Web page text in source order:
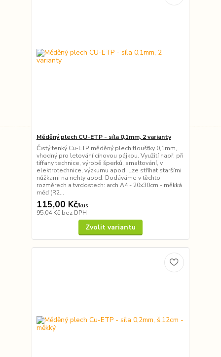
Měděný plech CU-ETP - síla 0,1mm, 2 varianty
Čistý tenký Cu-ETP měděný plech tloušťky 0,1mm,
vhodný pro letování cínovou pájkou. Využití např. při
tiffany technice, výrobě šperků, smaltování, v
elektrotechnice, výzkumu apod. Lze stříhat staršími
nůžkami na nehty apod. Dodáváme v těchto
rozměrech a tvrdostech: arch A4 - 20x30cm - měkká
měď (R2...
115,00 Kč/kus
95,04 Kč bez DPH
Zvolit variantu